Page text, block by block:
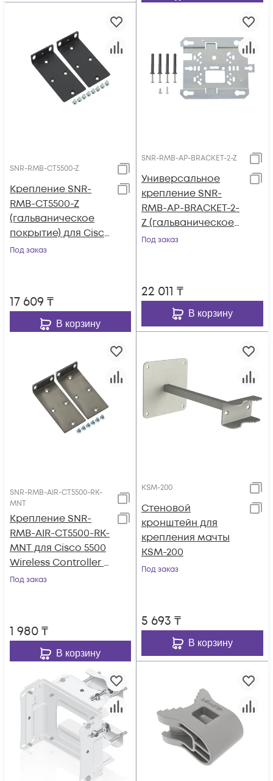
SNR-RMB-CT5500-Z
Крепление SNR-
RMB-CT5500-Z
(гальваническое
покрытие) для Cisco
5500 Wireless
Под заказ
17 609 ₸
В корзину
SNR-RMB-AP-BRACKET-2-Z
Универсальное
крепление SNR-
RMB-AP-BRACKET-2-
Z (гальваническое
покрытие) для точек
Под заказ
22 011 ₸
В корзину
SNR-RMB-AIR-CT5500-RK-
MNT
Крепление SNR-
RMB-AIR-CT5500-RK-
MNT для Cisco 5500
Wireless Controller в
стойку 19"
Под заказ
1 980₸
В корзину
KSM-200
Стеновой
кронштейн для
крепления мачты
KSM-200
Под заказ
5 693 ₸
В корзину